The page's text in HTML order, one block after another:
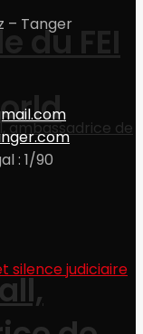
FEI
– Tanger
: 1/90